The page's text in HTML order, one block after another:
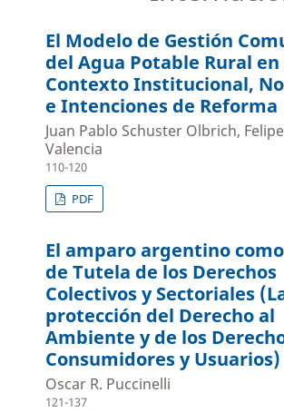
El Modelo de Gestión
del Agua Potable Rural en
Contexto Institucional,
e Intenciones de Reforma
Juan Pablo Schuster Olbrich,
Valencia
110-120
PDF
El amparo argentino
de Tutela de los Derechos
Colectivos y Sectoriales
protección del Derecho al
Ambiente y de los
Consumidores y Usuarios)
Oscar R. Puccinelli
121-137